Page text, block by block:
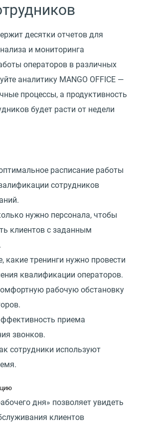
десятки отчетов для
и мониторинга
операторов в различных
аналитику MANGO OFFICE —
процессы, а продуктивность
будет расти от недели
расписание работы
сотрудников
нужно персонала, чтобы
клиентов с заданным
какие тренинги нужно провести
квалификации операторов.
рабочую обстановку
приема
звонков.
сотрудники используют
дня» позволяет увидеть
клиентов